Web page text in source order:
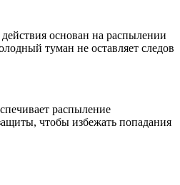
основан на распылении
туман не оставляет следов
распыление
чтобы избежать попадания